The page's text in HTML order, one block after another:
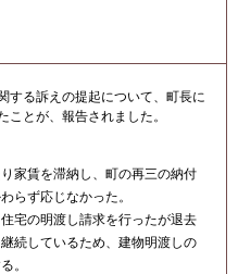
する訴えの提起について、町長に
ことが、報告されました。
家賃を滞納し、町の再三の納付
らず応じなかった。
宅の明渡し請求を行ったが退去
続しているため、建物明渡しの
。